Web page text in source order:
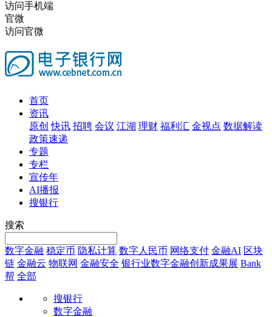
访问手机端
官微
访问官微
首页
资讯
原创 快讯 招聘 会议 江湖 理财 福利汇 金视点 数据解读
政策速递
专题
专栏
宣传年
AI播报
搜银行
搜索
数字金融 稳定币 隐私计算 数字人民币 网络支付 金融AI 区块
链 金融云 物联网 金融安全 银行业数字金融创新成果展 Bank
帮 全部
搜银行
数字金融